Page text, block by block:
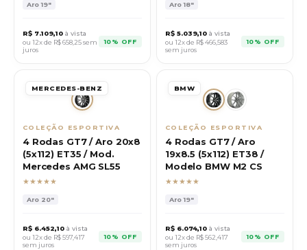
Aro19"
R$ 7.109,10 à vista
ou 12x de R$658,25sem
juros
10% OFF
Aro18"
R$ 5.039,10 à vista
ou 12x de R$466,583
sem juros
10% OFF
MERCEDES-BENZ
COLEÇÃO ESPORTIVA
4 Rodas GT7 / Aro 20x8
(5x112) ET35 / Mod.
Mercedes AMG SL55
★★★★★
Aro 20"
R$ 6.452,10 à vista
ou 12x de R$597,417
sem juros
10% OFF
BMW
COLEÇÃO ESPORTIVA
4 Rodas GT7 / Aro
19x8.5 (5x112) ET38 /
Modelo BMW M2 CS
★★★★★
Aro19"
R$ 6.074,10 à vista
ou 12x de R$562,417
sem juros
10% OFF